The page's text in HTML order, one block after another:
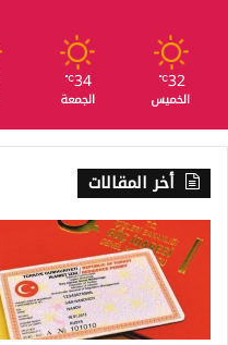
32
℃
الخميس
34
℃
الجمعة
أخر المقالات